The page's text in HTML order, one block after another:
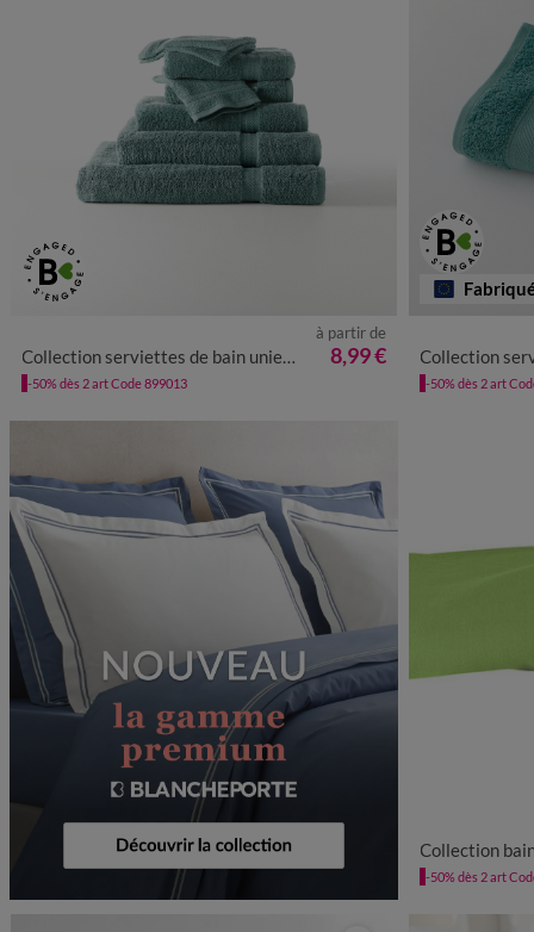
Collection serviettes de bain unies - confort moelleux 420 g/m²
à partir de
8,99 €
-50% dès 2 art Code 899013
Collection serviettes de
-50% dès 2 art
Collection
-50% dès 2 art